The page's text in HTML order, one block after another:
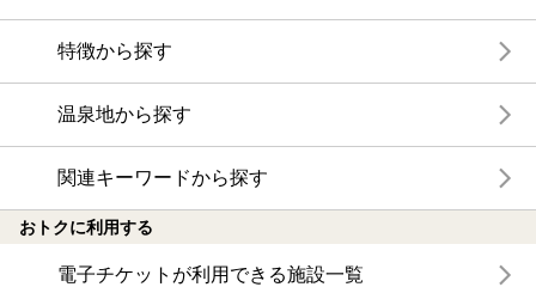
特徴から探す
温泉地から探す
関連キーワードから探す
おトクに利用する
電子チケットが利用できる施設一覧